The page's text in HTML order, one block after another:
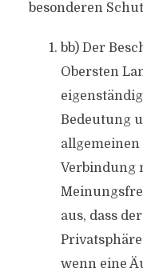
besonderen
bb) Der
Obersten
Bedeutung
Verbindung
aus, dass
wenn eine